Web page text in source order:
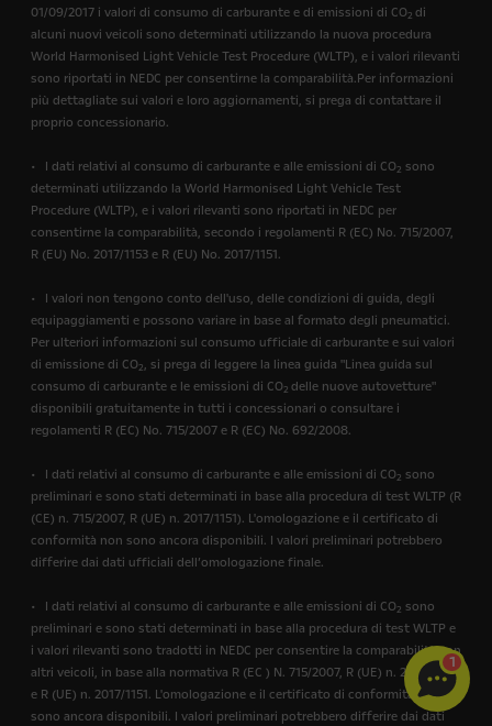
01/09/2017 i valori di consumo di carburante e di emissioni di CO2 di
alcuni nuovi veicoli sono determinati utilizzando la nuova procedura
World Harmonised Light Vehicle Test Procedure (WLTP), e i valori rilevanti
sono riportati in NEDC per consentirne la comparabilità.Per informazioni
più dettagliate sui valori e loro aggiornamenti, si prega di contattare il
proprio concessionario.
• I dati relativi al consumo di carburante e alle emissioni di CO2 sono
determinati utilizzando la World Harmonised Light Vehicle Test
Procedure (WLTP), e i valori rilevanti sono riportati in NEDC per
consentirne la comparabilità, secondo i regolamenti R (EC) No. 715/2007,
R (EU) No. 2017/1153 e R (EU) No. 2017/1151.
• I valori non tengono conto dell'uso, delle condizioni di guida, degli
equipaggiamenti e possono variare in base al formato degli pneumatici.
Per ulteriori informazioni sul consumo ufficiale di carburante e sui valori
di emissione di CO2, si prega di leggere la linea guida "Linea guida sul
consumo di carburante e le emissioni di CO2 delle nuove autovetture"
disponibili gratuitamente in tutti i concessionari o consultare i
regolamenti R (EC) No. 715/2007 e R (EC) No. 692/2008.
• I dati relativi al consumo di carburante e alle emissioni di CO2 sono
preliminari e sono stati determinati in base alla procedura di test WLTP (R
(CE) n. 715/2007, R (UE) n. 2017/1151). L'omologazione e il certificato di
conformità non sono ancora disponibili. I valori preliminari potrebbero
differire dai dati ufficiali dell’omologazione finale.
• I dati relativi al consumo di carburante e alle emissioni di CO2 sono
preliminari e sono stati determinati in base alla procedura di test WLTP e
i valori rilevanti sono tradotti in NEDC per consentire la comparabilità con
altri veicoli, in base alla normativa R (EC ) N. 715/2007, R (UE) n. 2017/1153
e R (UE) n. 2017/1151. L'omologazione e il certificato di conformità non
sono ancora disponibili. I valori preliminari potrebbero differire dai dati
1